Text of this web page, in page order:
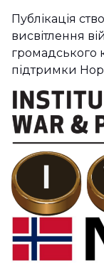
Публікація
висвітлення
громадського
підтримки